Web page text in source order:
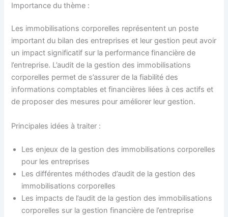
Importance du thème :
Les immobilisations corporelles représentent un poste
important du bilan des entreprises et leur gestion peut avoir
un impact significatif sur la performance financière de
l’entreprise. L’audit de la gestion des immobilisations
corporelles permet de s’assurer de la fiabilité des
informations comptables et financières liées à ces actifs et
de proposer des mesures pour améliorer leur gestion.
Principales idées à traiter :
Les enjeux de la gestion des immobilisations corporelles
pour les entreprises
Les différentes méthodes d’audit de la gestion des
immobilisations corporelles
Les impacts de l’audit de la gestion des immobilisations
corporelles sur la gestion financière de l’entreprise